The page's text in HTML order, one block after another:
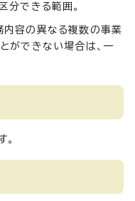
分できる範囲。
内容の異なる複数の事業
ができない場合は、一